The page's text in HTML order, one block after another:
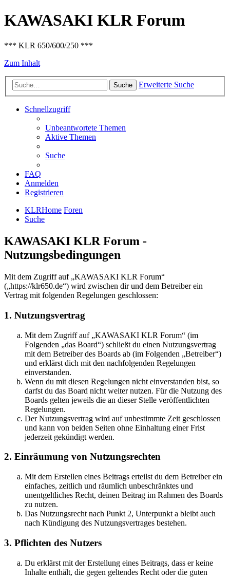
KAWASAKI KLR Forum
*** KLR 650/600/250 ***
Zum Inhalt
Suche Erweiterte Suche
Schnellzugriff
Unbeantwortete Themen
Aktive Themen
Suche
FAQ
Anmelden
Registrieren
KLRHome Foren
Suche
KAWASAKI KLR Forum -
Nutzungsbedingungen
Mit dem Zugriff auf „KAWASAKI KLR Forum“
(„https://klr650.de“) wird zwischen dir und dem Betreiber ein
Vertrag mit folgenden Regelungen geschlossen:
1. Nutzungsvertrag
Mit dem Zugriff auf „KAWASAKI KLR Forum“ (im
Folgenden „das Board“) schließt du einen Nutzungsvertrag
mit dem Betreiber des Boards ab (im Folgenden „Betreiber“)
und erklärst dich mit den nachfolgenden Regelungen
einverstanden.
Wenn du mit diesen Regelungen nicht einverstanden bist, so
darfst du das Board nicht weiter nutzen. Für die Nutzung des
Boards gelten jeweils die an dieser Stelle veröffentlichten
Regelungen.
Der Nutzungsvertrag wird auf unbestimmte Zeit geschlossen
und kann von beiden Seiten ohne Einhaltung einer Frist
jederzeit gekündigt werden.
2. Einräumung von Nutzungsrechten
Mit dem Erstellen eines Beitrags erteilst du dem Betreiber ein
einfaches, zeitlich und räumlich unbeschränktes und
unentgeltliches Recht, deinen Beitrag im Rahmen des Boards
zu nutzen.
Das Nutzungsrecht nach Punkt 2, Unterpunkt a bleibt auch
nach Kündigung des Nutzungsvertrages bestehen.
3. Pflichten des Nutzers
Du erklärst mit der Erstellung eines Beitrags, dass er keine
Inhalte enthält, die gegen geltendes Recht oder die guten